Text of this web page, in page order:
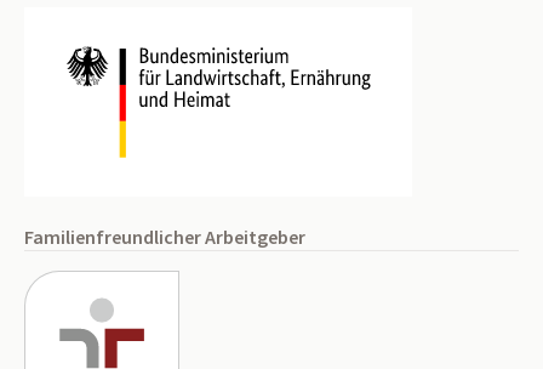
Familienfreundlicher Arbeitgeber